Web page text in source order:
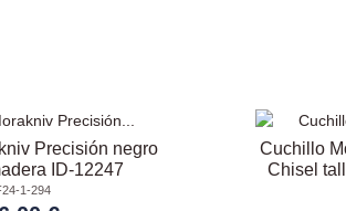
Precisión negro
ID-12247
1-294
Cuchillo
Chisel